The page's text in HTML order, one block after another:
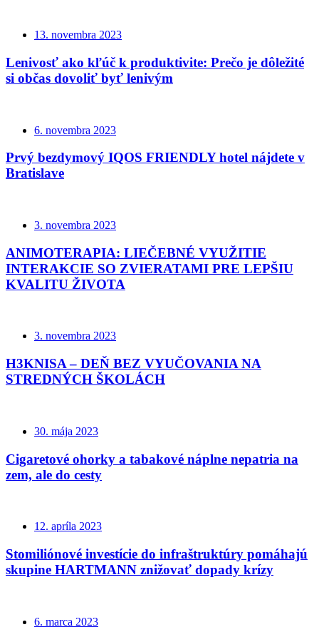
13. novembra 2023
Lenivosť ako kľúč k produktivite: Prečo je dôležité
si občas dovoliť byť lenivým
6. novembra 2023
Prvý bezdymový IQOS FRIENDLY hotel nájdete v
Bratislave
3. novembra 2023
ANIMOTERAPIA: LIEČEBNÉ VYUŽITIE
INTERAKCIE SO ZVIERATAMI PRE LEPŠIU
KVALITU ŽIVOTA
3. novembra 2023
H3KNISA – DEŇ BEZ VYUČOVANIA NA
STREDNÝCH ŠKOLÁCH
30. mája 2023
Cigaretové ohorky a tabakové náplne nepatria na
zem, ale do cesty
12. apríla 2023
Stomiliónové investície do infraštruktúry pomáhajú
skupine HARTMANN znižovať dopady krízy
6. marca 2023